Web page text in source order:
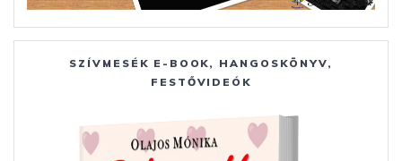
SZÍVMESÉK E-BOOK, HANGOSKÖNYV,
FESTŐVIDEÓK